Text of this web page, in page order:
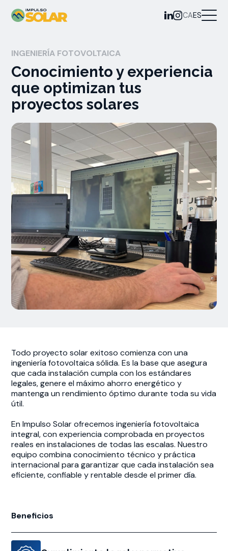
CAES
INGENIERÍA FOTOVOLTAICA
Conocimiento y experiencia
que optimizan tus
proyectos solares
Todo proyecto solar exitoso comienza con una
ingeniería fotovoltaica sólida. Es la base que asegura
que cada instalación cumpla con los estándares
legales, genere el máximo ahorro energético y
mantenga un rendimiento óptimo durante toda su vida
útil.
En Impulso Solar ofrecemos ingeniería fotovoltaica
integral, con experiencia comprobada en proyectos
reales en instalaciones de todas las escalas. Nuestro
equipo combina conocimiento técnico y práctica
internacional para garantizar que cada instalación sea
eficiente, confiable y rentable desde el primer día.
Beneficios